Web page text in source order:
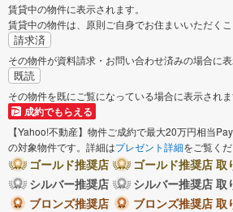
賃貸中の物件に表示されます。
賃貸中の物件は、原則ご自身でお住まいいただくこ
請求済
その物件が資料請求・お問い合わせ済みの場合に表
既読
その物件を既にご覧になっている場合に表示されま
成約でもらえる
【Yahoo!不動産】物件ご成約で最大20万円相当
の対象物件です。詳細はプレゼント詳細をご覧くだ
ゴールド推奨店
ゴールド推奨店 取
シルバー推奨店
シルバー推奨店 取
ブロンズ推奨店
ブロンズ推奨店 取